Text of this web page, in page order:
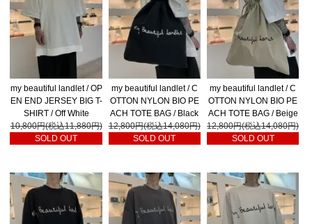
my beautiful landlet / OP
EN END JERSEY BIG T-
SHIRT / Off White
10,800円(税込11,880円)
SOLD OUT
my beautiful landlet / C
OTTON NYLON BIO PE
ACH TOTE BAG / Black
12,800円(税込14,080円)
SOLD OUT
my beautiful landlet / C
OTTON NYLON BIO PE
ACH TOTE BAG / Beige
12,800円(税込14,080円)
SOLD OUT